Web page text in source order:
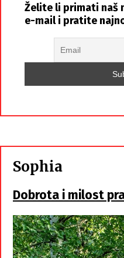
Želite li primati naš
e-mail i pratite
Sophia
Dobrota i milost